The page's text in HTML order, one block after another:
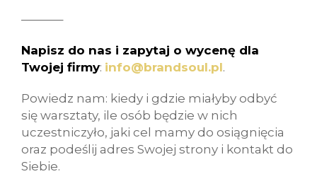
———–
Napisz do nas i zapytaj o wycenę dla
Twojej firmy: info@brandsoul.pl.
Powiedz nam: kiedy i gdzie miałyby odbyć
się warsztaty, ile osób będzie w nich
uczestniczyło, jaki cel mamy do osiągnięcia
oraz podeślij adres Swojej strony i kontakt do
Siebie.